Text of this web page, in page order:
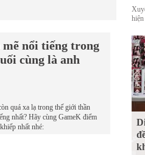
nổi tiếng trong
cùng là anh
quá xa lạ trong thế giới thần
nhất? Hãy cùng GameK điểm
nhất nhé: